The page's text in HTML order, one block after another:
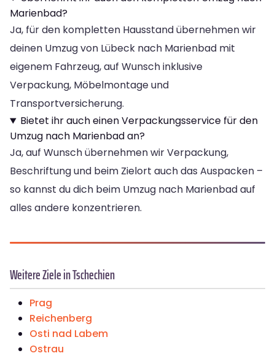
Marienbad?
Ja, für den kompletten Hausstand übernehmen wir
deinen Umzug von Lübeck nach Marienbad mit
eigenem Fahrzeug, auf Wunsch inklusive
Verpackung, Möbelmontage und
Transportversicherung.
Bietet ihr auch einen Verpackungsservice für den
Umzug nach Marienbad an?
Ja, auf Wunsch übernehmen wir Verpackung,
Beschriftung und beim Zielort auch das Auspacken –
so kannst du dich beim Umzug nach Marienbad auf
alles andere konzentrieren.
Weitere Ziele in Tschechien
Prag
Reichenberg
Osti nad Labem
Ostrau